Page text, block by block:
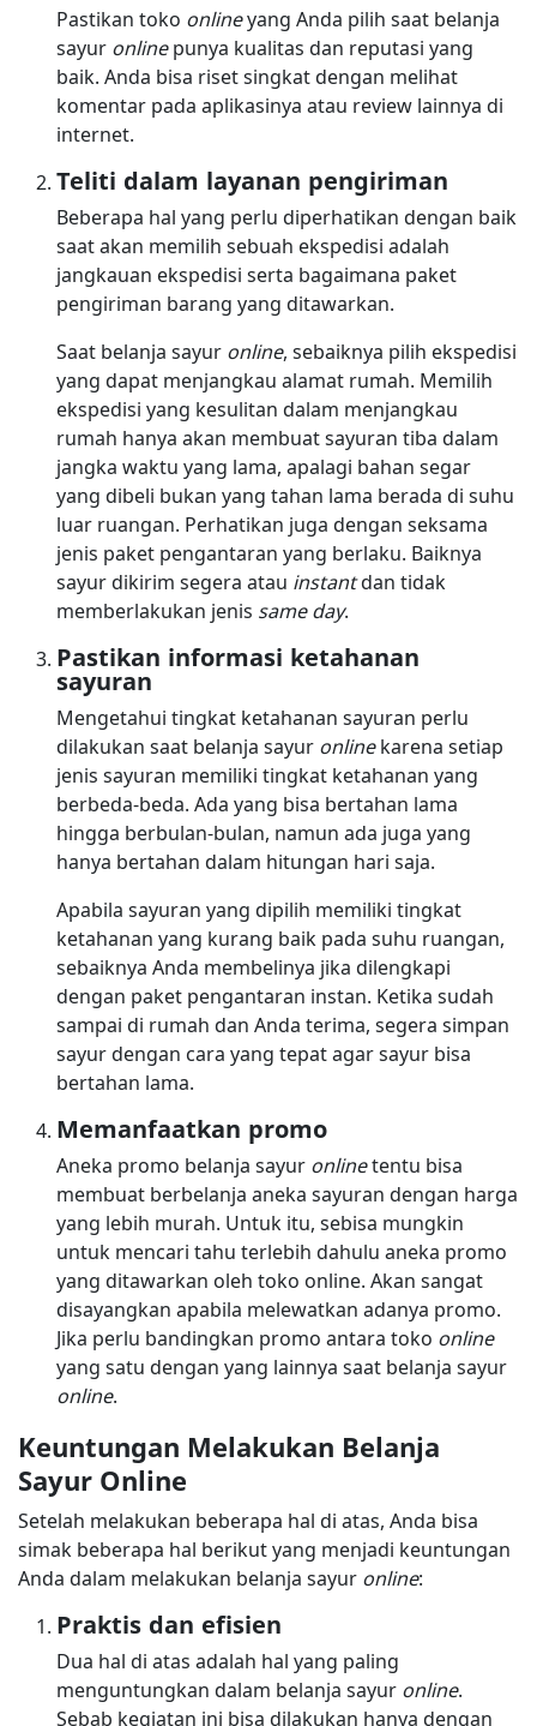
Pastikan toko onlineyang Anda pilih saat belanja
sayur onlinepunya kualitas dan reputasi yang
baik. Anda bisa riset singkat dengan melihat
komentar pada aplikasinya atau review lainnya di
internet.
Teliti dalam layanan pengiriman
Beberapa hal yang perlu diperhatikan dengan baik
saat akan memilih sebuah ekspedisi adalah
jangkauan ekspedisi serta bagaimana paket
pengiriman barang yang ditawarkan.
Saat belanja sayur online, sebaiknya pilih ekspedisi
yang dapat menjangkau alamat rumah. Memilih
ekspedisi yang kesulitan dalam menjangkau
rumah hanya akan membuat sayuran tiba dalam
jangka waktu yang lama, apalagi bahan segar
yang dibeli bukan yang tahan lama berada di suhu
luar ruangan. Perhatikan juga dengan seksama
jenis paket pengantaran yang berlaku. Baiknya
sayur dikirim segera atau instantdan tidak
memberlakukan jenis same day.
Pastikan informasi ketahanan
sayuran
Mengetahui tingkat ketahanan sayuran perlu
dilakukan saat belanja sayur onlinekarena setiap
jenis sayuran memiliki tingkat ketahanan yang
berbeda-beda. Ada yang bisa bertahan lama
hingga berbulan-bulan, namun ada juga yang
hanya bertahan dalam hitungan hari saja.
Apabila sayuran yang dipilih memiliki tingkat
ketahanan yang kurang baik pada suhu ruangan,
sebaiknya Anda membelinya jika dilengkapi
dengan paket pengantaran instan. Ketika sudah
sampai di rumah dan Anda terima, segera simpan
sayur dengan cara yang tepat agar sayur bisa
bertahan lama.
Memanfaatkan promo
Aneka promo belanja sayur onlinetentu bisa
membuat berbelanja aneka sayuran dengan harga
yang lebih murah. Untuk itu, sebisa mungkin
untuk mencari tahu terlebih dahulu aneka promo
yang ditawarkan oleh toko online. Akan sangat
disayangkan apabila melewatkan adanya promo.
Jika perlu bandingkan promo antara toko online
yang satu dengan yang lainnya saat belanja sayur
online.
Keuntungan Melakukan Belanja
Sayur Online
Setelah melakukan beberapa hal di atas, Anda bisa
simak beberapa hal berikut yang menjadi keuntungan
Anda dalam melakukan belanja sayur online:
Praktis dan efisien
Dua hal di atas adalah hal yang paling
menguntungkan dalam belanja sayur online.
Sebab kegiatan ini bisa dilakukan hanya dengan